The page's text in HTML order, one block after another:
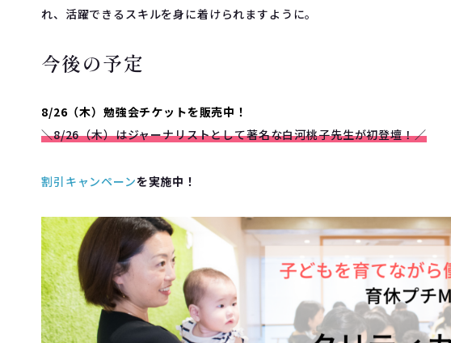
れ、活躍できるスキルを身に着けられますように。
今後の予定
8/26（木）勉強会チケットを販売中！
＼8/26（木）はジャーナリストとして著名な白河桃子先生が初登壇！／
割引キャンペーンを実施中！